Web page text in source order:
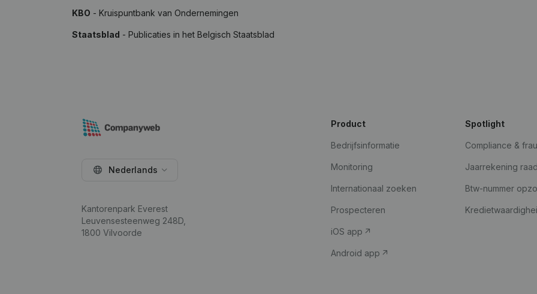
KBO - Kruispuntbank van Ondernemingen
Staatsblad - Publicaties in het Belgisch Staatsblad
Nederlands
Kantorenpark Everest
Leuvensesteenweg 248D,
1800 Vilvoorde
Product
Bedrijfsinformatie
Monitoring
Internationaal zoeken
Prospecteren
iOS app
Android app
Spotlight
Compliance &
Jaarrekening
Btw-nummer